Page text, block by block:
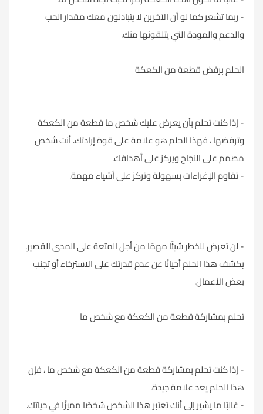
- ربما تشعر كما لو أن الآخرين لا يتبادلون معك مقدار الحب
والدعم والمودة التي يتلقونها منك.
الحلم برفض قطعة من الكعكة
- إذا كنت تحلم بأن يعرض عليك شخص ما قطعة من الكعكة
وترفضها ، فهذا الحلم هو علامة على قوة إرادتك. أنت شخص
مصمم على النجاح ويركز على أهدافك.
- تقاوم الإغراءات بسهولة وتركز على أشياء مهمة.
- لن تعرض للخطر شيئًا مهمًا من أجل المتعة على المدى القصير.
يكشف هذا الحلم أحيانًا عن عدم قدرتك على الاسترخاء أو تجنب
بعض الأعمال.
تحلم بمشاركة قطعة من الكعكة مع شخص ما
- إذا كنت تحلم بمشاركة قطعة من الكعكة مع شخص ما ، فإن
هذا الحلم يعد علامة جيدة.
- غالبًا ما يشير إلى أنك تعتبر هذا الشخص شخصًا مميزًا في حياتك.